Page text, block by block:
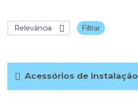
Acessórios de instalação
Relevância  Filtrar